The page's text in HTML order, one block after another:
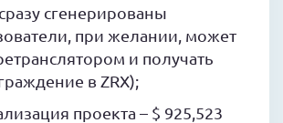
сгенерированы
при желании, может
и получать
в ZRX);
проекта – $ 925,523